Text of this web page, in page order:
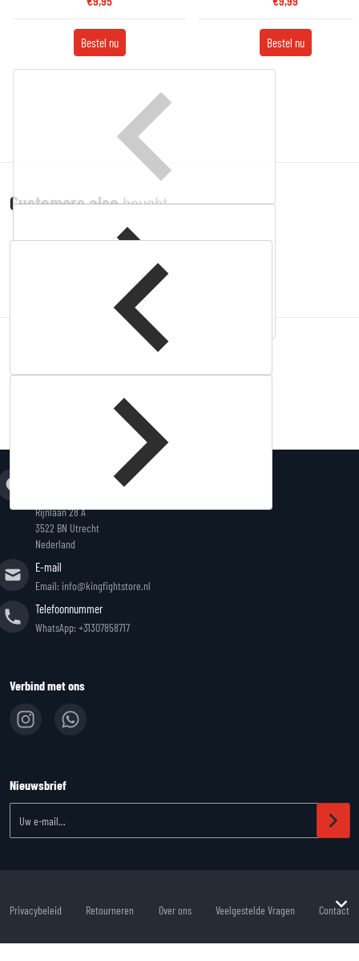
Bestel nu Bestel nu
Customers alsobought
products
Rijnlaan 28 A
3522 BN Utrecht
Nederland
E-mail
Email: info@kingfightstore.nl
Telefoonnummer
WhatsApp: +31307858717
Verbind met ons
Nieuwsbrief
Privacybeleid Retourneren Over ons Veelgestelde Vragen Contact